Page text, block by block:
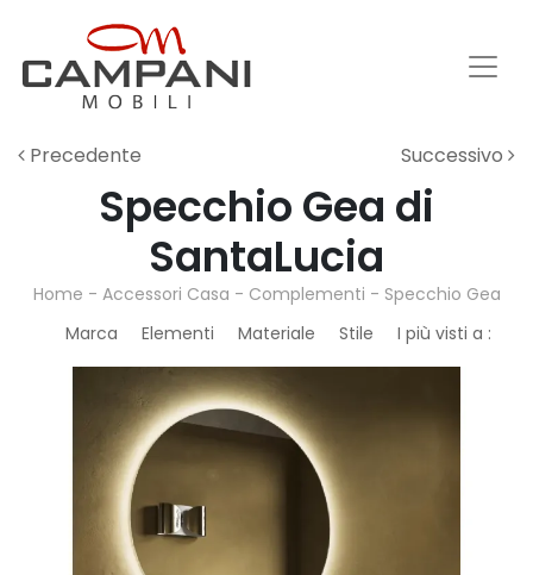
Precedente Successivo
Specchio Gea di
SantaLucia
Home - Accessori Casa - Complementi - Specchio Gea
Marca
Elementi Materiale Stile I più visti a :